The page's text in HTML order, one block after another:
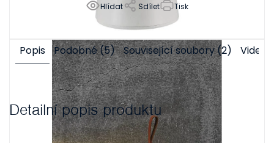
Tisk
Hlídat Sdílet
Popis Podobné (5) Související soubory (2) Videa
Detailní popis produktu